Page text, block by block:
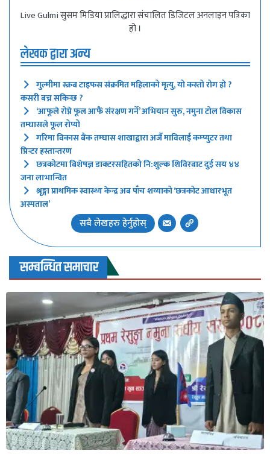
Live Gulmi सुसम मिडिया प्रालिद्धारा संचालित डिजिटल अनलाइन पत्रिका
हो ।
लेखक द्वारा अन्य
गुल्मीमा स्क्रब टाइफस संक्रमित महिलाको मृत्यु, यो कस्तो रोग हो ?
कसरी बच्न सकिन्छ ?
‘आफूले रोप्ने फूल आफैं संरक्षण गर्ने’ अभियान सुरु, नमुना टोल विकास
तम्घासले फूल रोप्यो
गरिमा विकास बैंक तम्घास शाखाद्वारा अर्जै माविलाई कम्प्युटर तथा
प्रिन्टर हस्तान्तरण
छत्रकोटमा बिशेषज्ञ डाक्टरसहितको नि:शुल्क शिविरबाट दुई सय ४४
जना लाभान्वित
श्रृङ्गा प्राथमिक स्वास्थ्य केन्द्र अब पाँच शय्याको ‘छत्रकोट आधारभूत
अस्पताल’
सबै लेखहरु हेर्नुहोस्
सम्बन्धित समाचार